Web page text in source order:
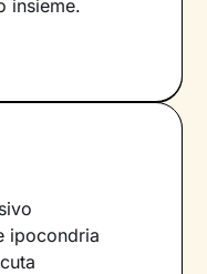
insieme.
ipocondria